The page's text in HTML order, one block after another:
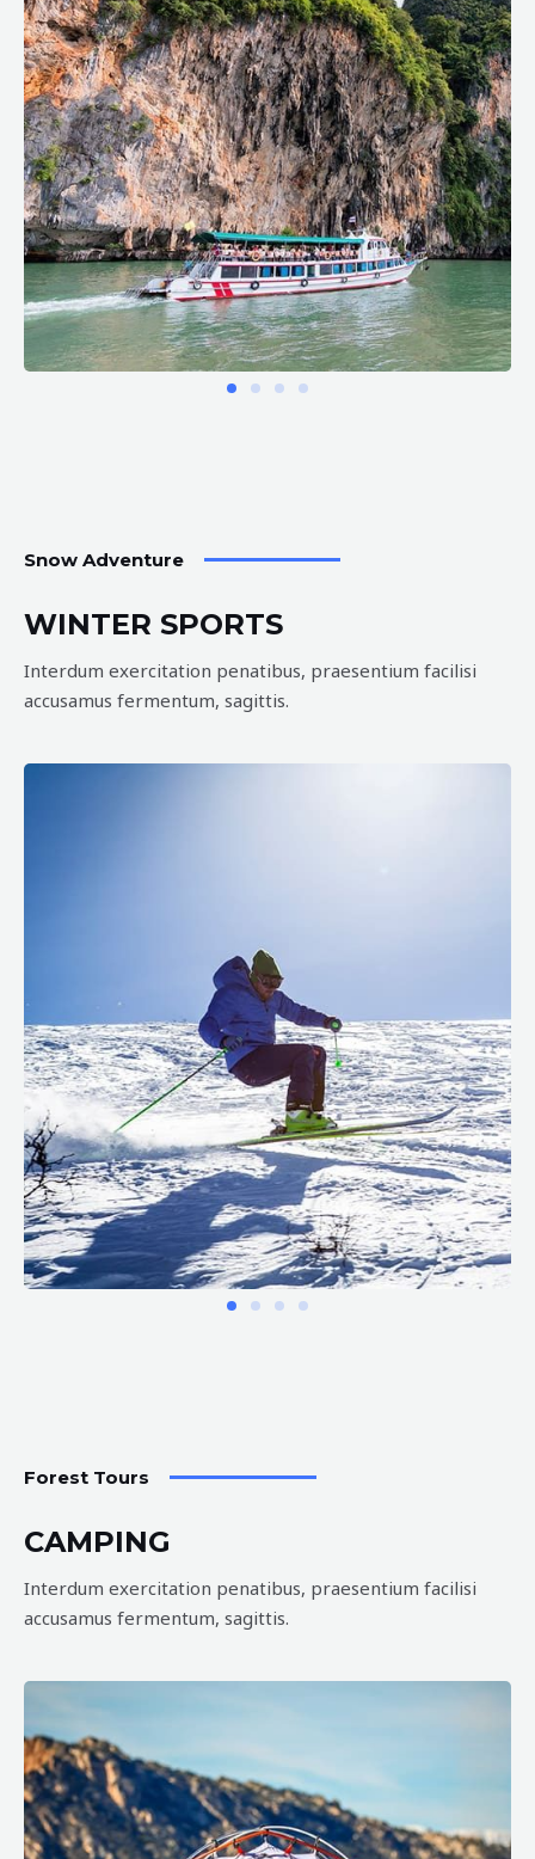
Snow Adventure
WINTER SPORTS
Interdum exercitation penatibus, praesentium facilisi
accusamus fermentum, sagittis.
Forest Tours
CAMPING
Interdum exercitation penatibus, praesentium facilisi
accusamus fermentum, sagittis.